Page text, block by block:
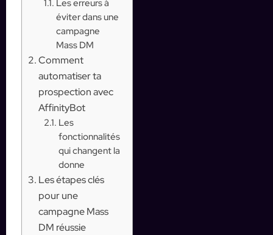
Les erreurs à
éviter dans une
campagne
Mass DM
Comment
automatiser ta
prospection avec
AffinityBot
Les
fonctionnalités
qui changent la
donne
Les étapes clés
pour une
campagne Mass
DM réussie